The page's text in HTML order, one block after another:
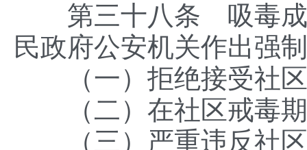
第三十八条 吸毒成
民政府公安机关作出强
（一）拒绝接受社区
（二）在社区戒毒期
（三）严重违反社区